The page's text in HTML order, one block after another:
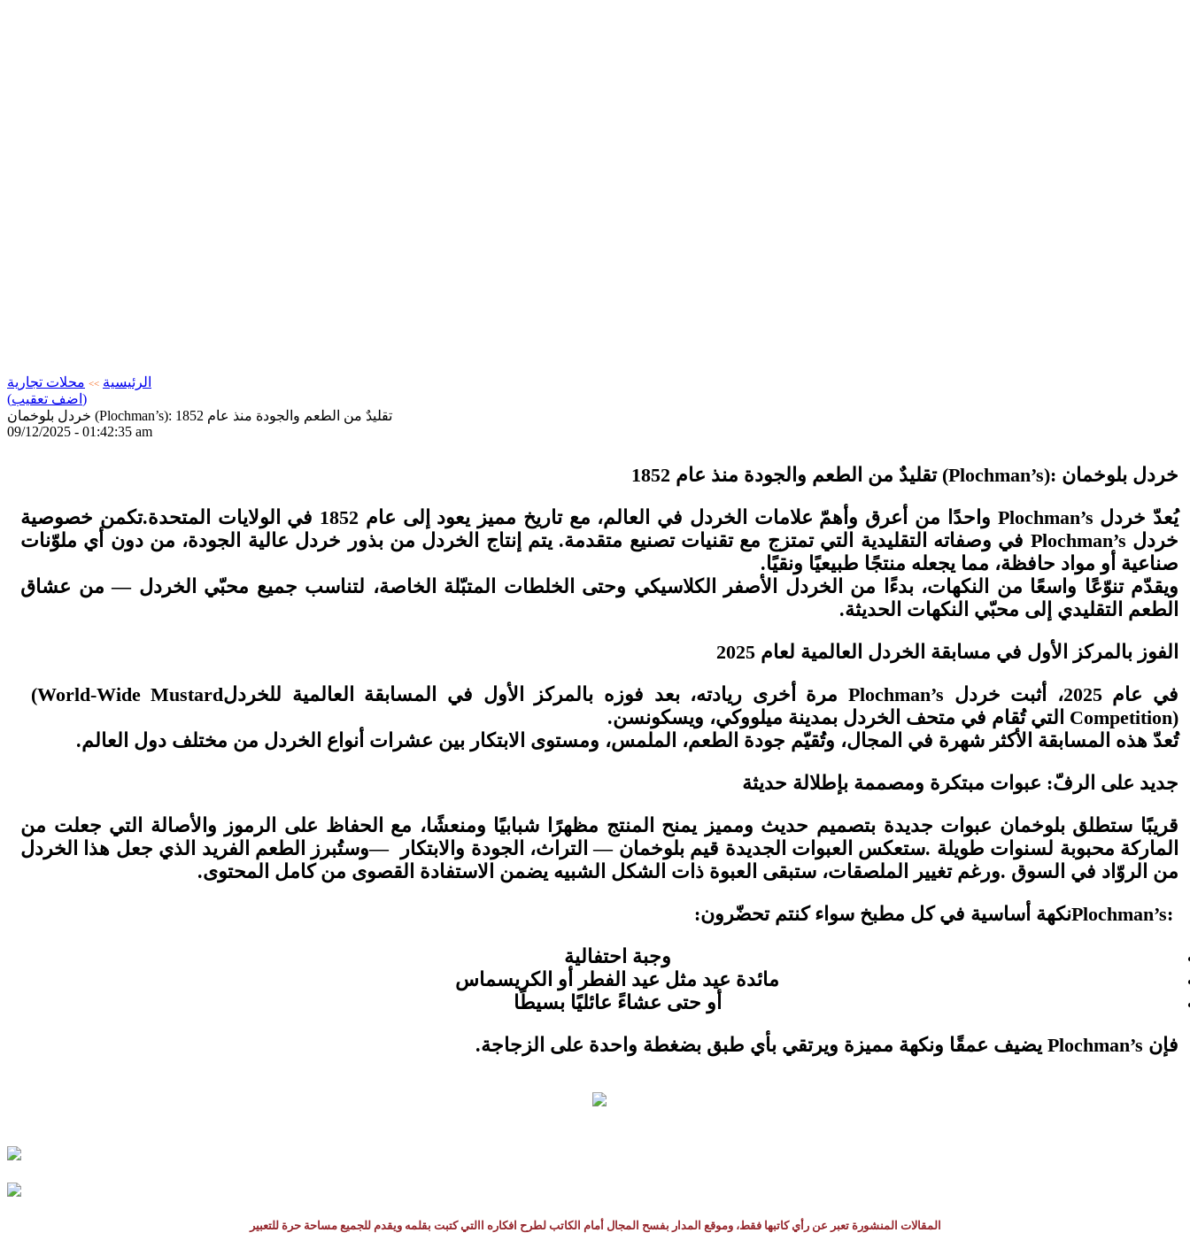
الرئيسية >> محلات تجارية
(اضف تعقيب)
خردل بلوخمان (Plochman’s): تقليدٌ من الطعم والجودة منذ عام 1852
09/12/2025 - 01:42:35 am
خردل بلوخمان (Plochman’s):تقليدٌ من الطعم والجودة منذ عام 1852
يُعدّ خردل Plochman’s واحدًا من أعرق وأهمّ علامات الخردل في العالم، مع تاريخ مميز يعود إلى عام 1852 في الولايات المتحدة.تكمن خصوصية
خردل Plochman’s في وصفاته التقليدية التي تمتزج مع تقنيات تصنيع متقدمة. يتم إنتاج الخردل من بذور خردل عالية الجودة، من دون أي ملوّنات
صناعية أو مواد حافظة، مما يجعله منتجًا طبيعيًا ونقيًا.
ويقدّم تنوّعًا واسعًا من النكهات، بدءًا من الخردل الأصفر الكلاسيكي وحتى الخلطات المتبّلة الخاصة، لتناسب جميع محبّي الخردل — من عشاق
الطعم التقليدي إلى محبّي النكهات الحديثة.
الفوز بالمركز الأول في مسابقة الخردل العالمية لعام 2025
في عام2025، أثبت خردل Plochman’s مرة أخرى ريادته، بعد فوزه بالمركز الأول في المسابقة العالمية للخردل(World-Wide Mustard
Competition) التي تُقام في متحف الخردل بمدينة ميلووكي، ويسكونسن.
تُعدّ هذه المسابقة الأكثر شهرة في المجال، وتُقيّم جودة الطعم، الملمس، ومستوى الابتكار بين عشرات أنواع الخردل من مختلف دول العالم.
جديد على الرفّ: عبوات مبتكرة ومصممة بإطلالة حديثة
قريبًا ستطلق بلوخمان عبوات جديدة بتصميم حديث ومميز يمنح المنتج مظهرًا شبابيًا ومنعشًا، مع الحفاظ على الرموز والأصالة التي جعلت من
الماركة محبوبة لسنوات طويلة .ستعكس العبوات الجديدة قيم بلوخمان — التراث، الجودة والابتكار —وستُبرز الطعم الفريد الذي جعل هذا الخردل
من الروّاد في السوق .ورغم تغيير الملصقات، ستبقى العبوة ذات الشكل الشبيه يضمن الاستفادة القصوى من كامل المحتوى.
Plochman’s:نكهة أساسية في كل مطبخ سواء كنتم تحضّرون:
وجبة احتفالية
مائدة عيد مثل عيد الفطر أو الكريسماس
أو حتى عشاءً عائليًا بسيطًا
فإن Plochman’s يضيف عمقًا ونكهة مميزة ويرتقي بأي طبق بضغطة واحدة على الزجاجة.
المقالات المنشورة تعبر عن رأي كاتبها فقط، وموقع المدار بفسح المجال أمام الكاتب لطرح افكاره االتي كتبت بقلمه ويقدم للجميع مساحة حرة للتعبير